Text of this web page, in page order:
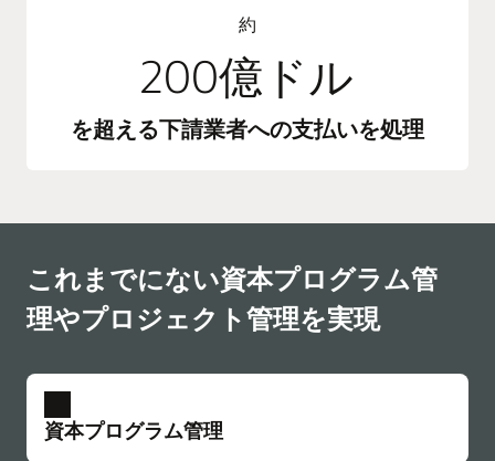
約
200億ドル
を超える下請業者への支払いを処理
これまでにない資本プログラム管
理やプロジェクト管理を実現
資本プログラム管理